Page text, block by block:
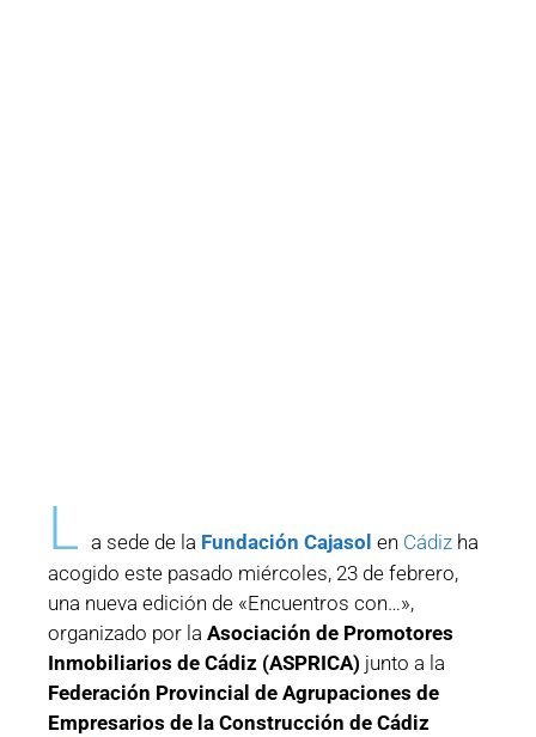
L a sede de la Fundación Cajasol en Cádiz ha
acogido este pasado miércoles, 23 de febrero,
una nueva edición de «Encuentros con…»,
organizado por la Asociación de Promotores
Inmobiliarios de Cádiz (ASPRICA) junto a la
Federación Provincial de Agrupaciones de
Empresarios de la Construcción de Cádiz